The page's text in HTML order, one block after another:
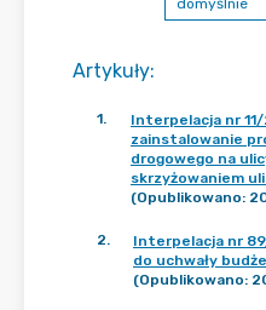
Artykuły:
1.
Interpelacja nr
zainstalowanie
drogowego na
skrzyżowaniem
(Opublikowano:
2.
Interpelacja nr
do uchwały
(Opublikowano: